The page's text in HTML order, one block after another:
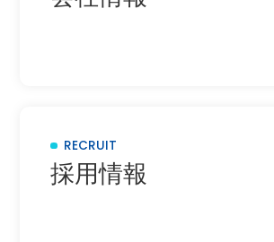
RECRUIT
採用情報